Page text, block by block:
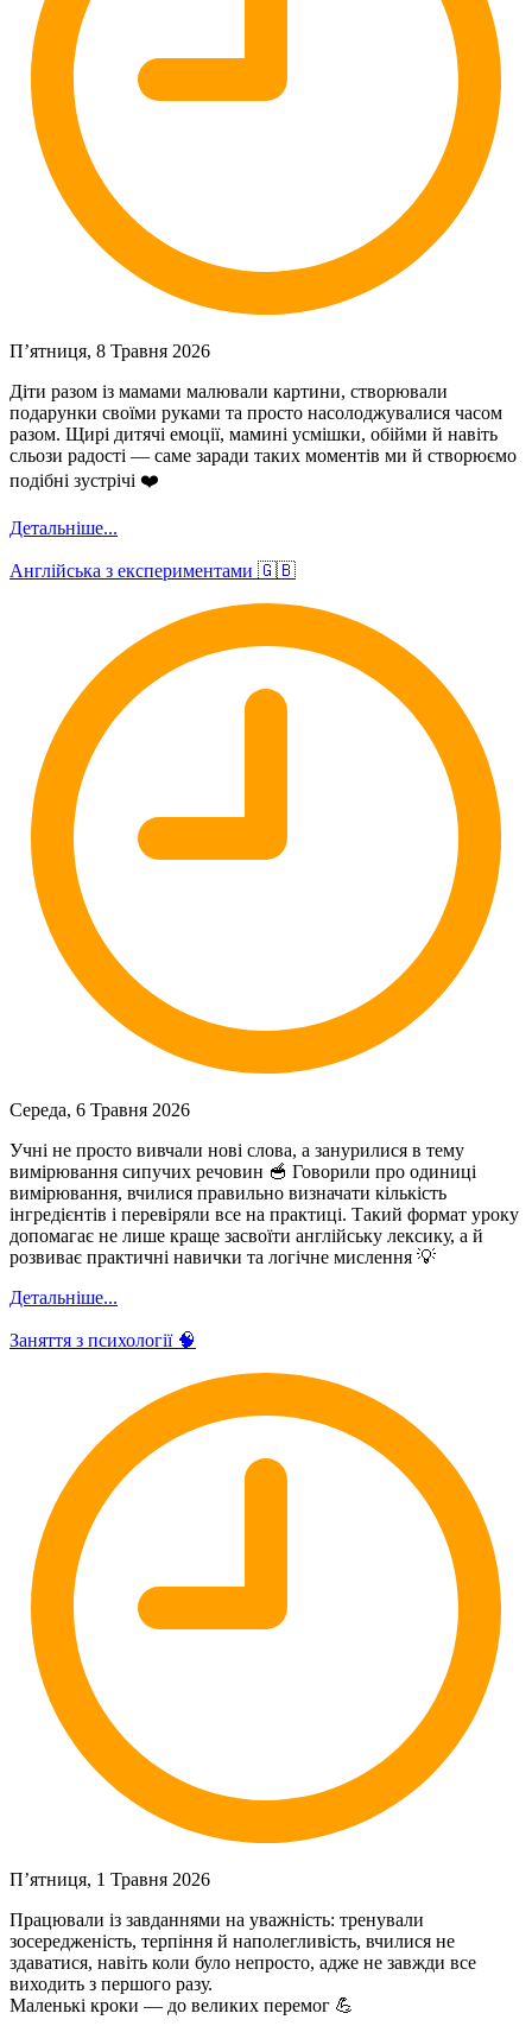
П’ятниця, 8 Травня 2026
Діти разом із мамами малювали картини, створювали
подарунки своїми руками та просто насолоджувалися часом
разом. Щирі дитячі емоції, мамині усмішки, обійми й навіть
сльози радості — саме заради таких моментів ми й створюємо
подібні зустрічі ❤️
Детальніше...
Англійська з експериментами 🇬🇧
Середа, 6 Травня 2026
Учні не просто вивчали нові слова, а занурилися в тему
вимірювання сипучих речовин 🥣 Говорили про одиниці
вимірювання, вчилися правильно визначати кількість
інгредієнтів і перевіряли все на практиці. Такий формат уроку
допомагає не лише краще засвоїти англійську лексику, а й
розвиває практичні навички та логічне мислення 💡
Детальніше...
Заняття з психології 🧠
П’ятниця, 1 Травня 2026
Працювали із завданнями на уважність: тренували
зосередженість, терпіння й наполегливість, вчилися не
здаватися, навіть коли було непросто, адже не завжди все
виходить з першого разу.
Маленькі кроки — до великих перемог 💪